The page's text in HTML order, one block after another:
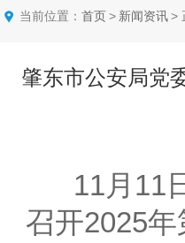
当前位置： 首页 > 新闻资讯 >
肇东市公安局党
11月11日
召开2025